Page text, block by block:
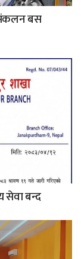
संकलन बस
सेवा बन्द